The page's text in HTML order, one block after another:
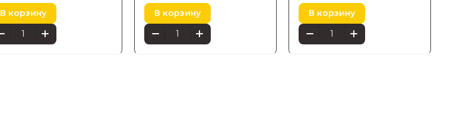
В корзину В корзину В корзину